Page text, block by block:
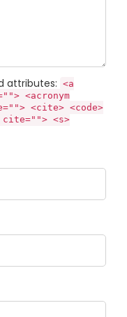
attributes: <a
<acronym
<cite> <code>
cite=""> <s>